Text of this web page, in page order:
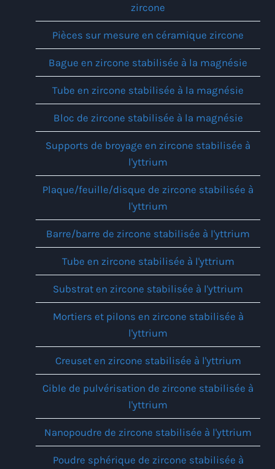
zircone
Pièces sur mesure en céramique zircone
Bague en zircone stabilisée à la magnésie
Tube en zircone stabilisée à la magnésie
Bloc de zircone stabilisée à la magnésie
Supports de broyage en zircone stabilisée à
l'yttrium
Plaque/feuille/disque de zircone stabilisée à
l'yttrium
Barre/barre de zircone stabilisée à l'yttrium
Tube en zircone stabilisée à l'yttrium
Substrat en zircone stabilisée à l'yttrium
Mortiers et pilons en zircone stabilisée à
l'yttrium
Creuset en zircone stabilisée à l'yttrium
Cible de pulvérisation de zircone stabilisée à
l'yttrium
Nanopoudre de zircone stabilisée à l'yttrium
Poudre sphérique de zircone stabilisée à